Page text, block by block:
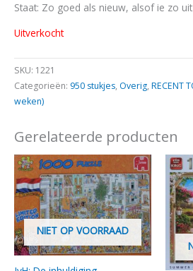
Staat: Zo goed als nieuw, alsof ie zo
Uitverkocht
SKU: 1221
Categorieën: 950 stukjes, Overig, RECENT
weken)
Gerelateerde producten
NIET OP VOORRAAD